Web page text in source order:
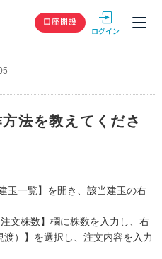
GMOクリック
口座開設
法を教えてくださ
玉一覧】を開き、該当建玉の右
文株数】欄に株数を入力し、右
）】を選択し、注文内容を入力